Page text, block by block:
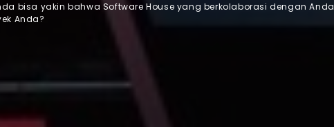
bisa yakin bahwa Software House yang berkolaborasi dengan Anda
Anda?